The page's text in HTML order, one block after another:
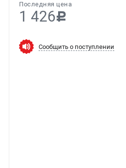
Последняя цена
1 426c
Сообщить о поступлении